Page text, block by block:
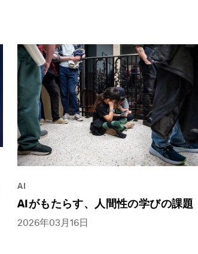
AI
AIがもたらす、人間性の学びの課題
2026年03月16日